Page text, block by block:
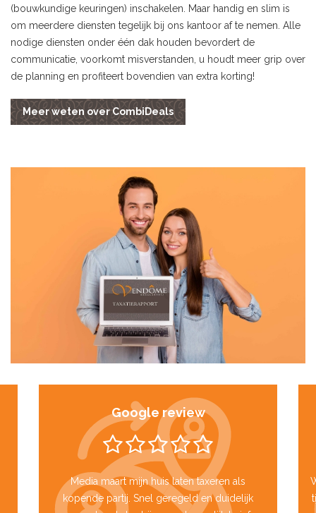
(bouwkundige keuringen) inschakelen. Maar handig en slim is
om meerdere diensten tegelijk bij ons kantoor af te nemen. Alle
nodige diensten onder één dak houden bevordert de
communicatie, voorkomt misverstanden, u houdt meer grip over
de planning en profiteert bovendien van extra korting!
Meer weten over CombiDeals
Google review
Media maart mijn huis laten taxeren als
kopende partij. Snel geregeld en duidelijk